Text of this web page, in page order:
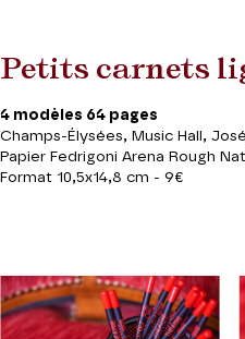
Petits carnets
4 modèles 64 pages
Champs-Élysées, Music Hall,
Papier Fedrigoni Arena Rough
Format 10,5x14,8 cm - 9€